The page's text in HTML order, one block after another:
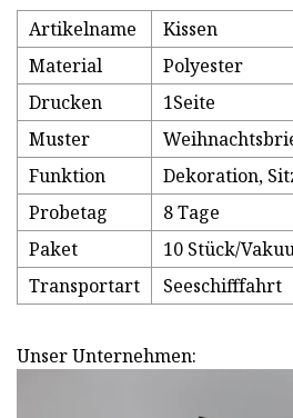
Artikelname
Kissen
Material
Polyester
Drucken
1Seite
Muster
Funktion
Dekoration,
Probetag
8 Tage
Paket
10 Stück/
Transportart
Seeschifffahrt
Unser Unternehmen: